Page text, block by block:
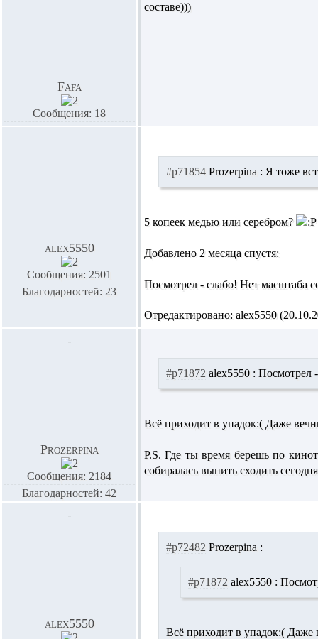
Fafa
Сообщения: 18
составе)))
alex5550
Сообщения: 2501
Благодарностей: 23
#p71854 Prozerpina : Я тоже
5 копеек медью или серебром?
Добавлено 2 месяца спустя:
Посмотрел - слабо! Нет масштаба
Отредактировано: alex5550
Prozerpina
Сообщения: 2184
Благодарностей: 42
#p71872 alex5550 : Посмотрел
Всё приходит в упадок:( Даже
P.S. Где ты время берешь по
собиралась выпить сходить
alex5550
#p72482 Prozerpina :
#p71872 alex5550 :
Всё приходит в упадок:(